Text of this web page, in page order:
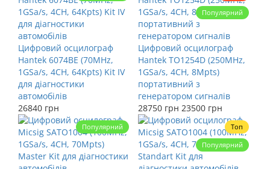
Цифровий осцилограф
Hantek 6074BE (70MHz,
1GSa/s, 4CH, 64Kpts) Kit IV
для діагностики
автомобілів
26840 грн
Популярний
Цифровий осцилограф
Hantek TO1254D (250MHz,
1GSa/s, 4CH, 8Mpts)
портативний з
генератором сигналів
28750 грн 23500 грн
Популярний
Топ
Популярний